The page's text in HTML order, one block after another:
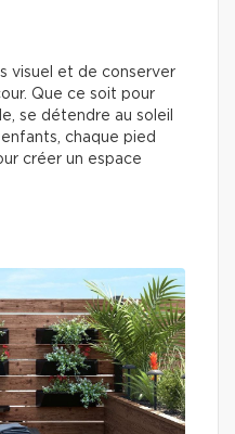
visuel et de conserver
Que ce soit pour
se détendre au soleil
chaque pied
créer un espace